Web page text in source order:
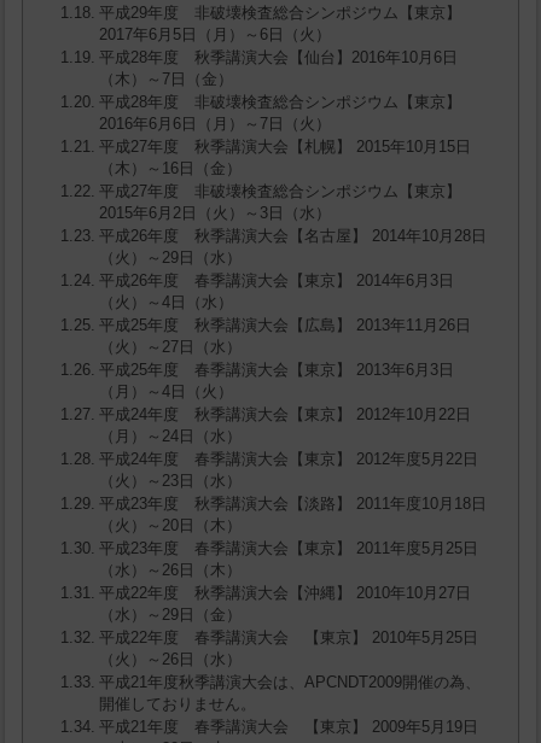
平成29年度 非破壊検査総合シンポジウム【東京】
2017年6月5日（月）～6日（火）
平成28年度 秋季講演大会【仙台】2016年10月6日
（木）～7日（金）
平成28年度 非破壊検査総合シンポジウム【東京】
2016年6月6日（月）～7日（火）
平成27年度 秋季講演大会【札幌】 2015年10月15日
（木）～16日（金）
平成27年度 非破壊検査総合シンポジウム【東京】
2015年6月2日（火）～3日（水）
平成26年度 秋季講演大会【名古屋】 2014年10月28日
（火）～29日（水）
平成26年度 春季講演大会【東京】 2014年6月3日
（火）～4日（水）
平成25年度 秋季講演大会【広島】 2013年11月26日
（火）～27日（水）
平成25年度 春季講演大会【東京】 2013年6月3日
（月）～4日（火）
平成24年度 秋季講演大会【東京】 2012年10月22日
（月）～24日（水）
平成24年度 春季講演大会【東京】 2012年度5月22日
（火）～23日（水）
平成23年度 秋季講演大会【淡路】 2011年度10月18日
（火）～20日（木）
平成23年度 春季講演大会【東京】 2011年度5月25日
（水）～26日（木）
平成22年度 秋季講演大会【沖縄】 2010年10月27日
（水）～29日（金）
平成22年度 春季講演大会 【東京】 2010年5月25日
（火）～26日（水）
平成21年度秋季講演大会は、APCNDT2009開催の為、
開催しておりません。
平成21年度 春季講演大会 【東京】 2009年5月19日